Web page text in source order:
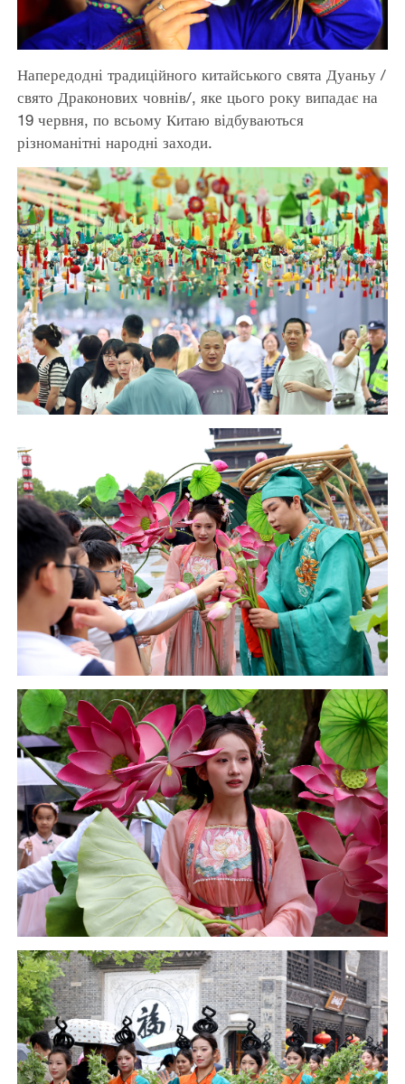
Напередодні традиційного китайського свята Дуаньу /
свято Драконових човнів/, яке цього року випадає на
19 червня, по всьому Китаю відбуваються
різноманітні народні заходи.